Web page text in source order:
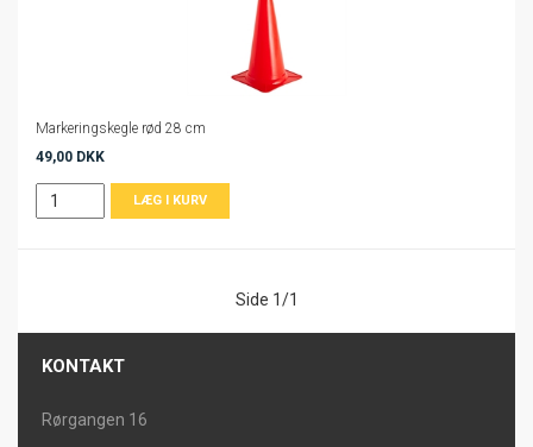
Markeringskegle rød 28 cm
49,00 DKK
Side 1/1
KONTAKT
Rørgangen 16